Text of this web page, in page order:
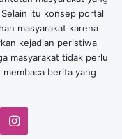
itu konsep portal
masyarakat karena
kejadian peristiwa
masyarakat tidak perlu
berita yang
Instagram